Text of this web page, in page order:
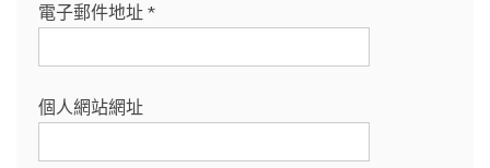
電子郵件地址 *
個人網站網址